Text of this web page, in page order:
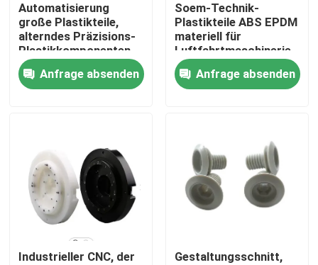
Fabrik-Ausflug
Qualitätskontrolle
Nachrichten
Fälle
Präzision cnc bearbeitete Teile maschinell
Automatisierung
große Plastikteile,
alterndes Präzisions-
Plastikkomponenten
Soem-AntioDM
Anfrage absenden
Soem-Technik-
Plastikteile ABS EPDM
materiell für
Luftfahrtmaschinerie
Anfrage absenden
Industrieller CNC, der
Gestaltungsschnitt,